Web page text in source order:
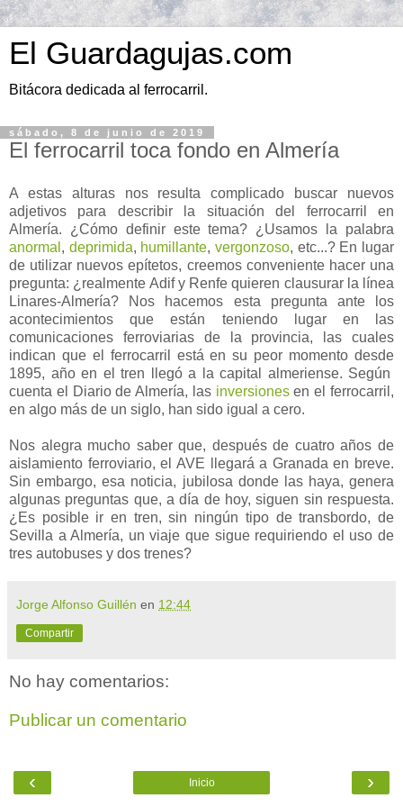
El Guardagujas.com
Bitácora dedicada al ferrocarril.
sábado, 8 de junio de 2019
El ferrocarril toca fondo en Almería
A estas alturas nos resulta complicado buscar nuevos
adjetivos para describir la situación del ferrocarril en
Almería. ¿Cómo definir este tema? ¿Usamos la palabra
anormal , deprimida, humillante,vergonzoso, etc...? En lugar
de utilizar nuevos epítetos, creemos conveniente hacer una
pregunta: ¿realmente Adif y Renfe quieren clausurar la línea
Linares-Almería? Nos hacemos esta pregunta ante los
acontecimientos que están teniendo lugar en las
comunicaciones ferroviarias de la provincia, las cuales
indican que el ferrocarril está en su peor momento desde
1895, año en el tren llegó a la capital almeriense. Según
cuenta el Diario de Almería, las inversionesen el ferrocarril,
en algo más de un siglo, han sido igual a cero.
Nos alegra mucho saber que, después de cuatro años de
aislamiento ferroviario, el AVE llegará a Granada en breve.
Sin embargo, esa noticia, jubilosa donde las haya, genera
algunas preguntas que, a día de hoy, siguen sin respuesta.
¿Es posible ir en tren, sin ningún tipo de transbordo, de
Sevilla a Almería, un viaje que sigue requiriendo el uso de
tres autobuses y dos trenes?
Jorge Alfonso Guillén en 12:44
Compartir
No hay comentarios:
Publicar un comentario
‹ ›
Inicio